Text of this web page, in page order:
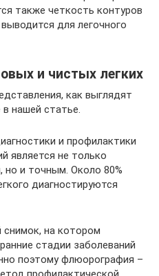
также четкость контуров
для легочного
и чистых легких
как выглядят
нашей статье.
и профилактики
является не только
и точным. Около 80%
диагностируются
снимок, на котором
стадии заболеваний
поэтому флюорография –